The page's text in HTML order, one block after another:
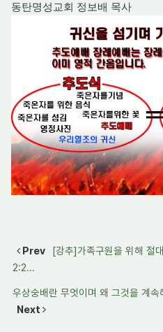
동탄명성교회 정보배 목사
Prev
[강추]가족구원을 위해 절
2:2...
우상숭배란 무엇이며 왜 그것을 계
Next